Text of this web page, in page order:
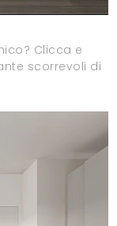
Clicca e
scorrevoli di